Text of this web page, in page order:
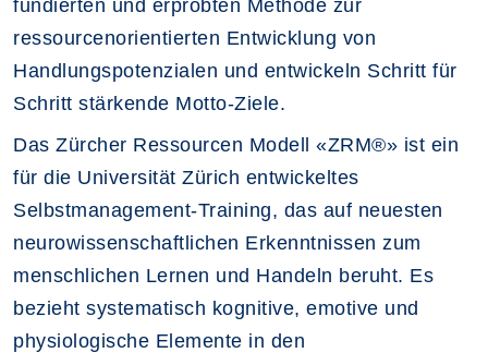
fundierten und erprobten Methode zur
ressourcenorientierten Entwicklung von
Handlungspotenzialen und entwickeln Schritt für
Schritt stärkende Motto-Ziele.
Das Zürcher Ressourcen Modell «ZRM®» ist ein
für die Universität Zürich entwickeltes
Selbstmanagement-Training, das auf neuesten
neurowissenschaftlichen Erkenntnissen zum
menschlichen Lernen und Handeln beruht. Es
bezieht systematisch kognitive, emotive und
physiologische Elemente in den